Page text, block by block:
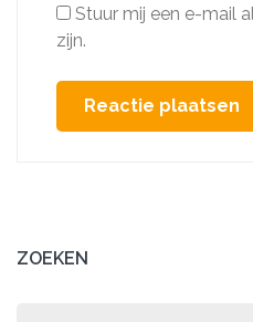
Stuur mij een e-mail
zijn.
ZOEKEN